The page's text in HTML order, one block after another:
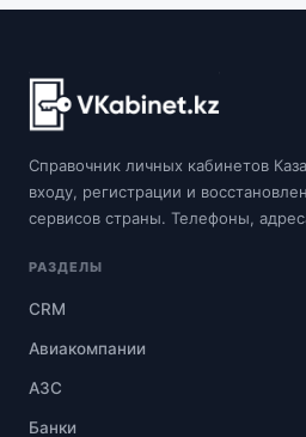
Справочник личных кабинетов
входу, регистрации и
сервисов страны. Телефоны,
РАЗДЕЛЫ
CRM
Авиакомпании
АЗС
Банки